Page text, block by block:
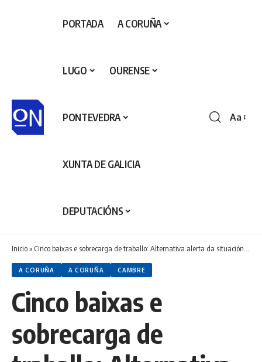
PORTADA A CORUÑA
LUGO OURENSE
PONTEVEDRA
XUNTA DE GALICIA
DEPUTACIÓNS
Aa
Inicio» Cinco baixas e sobrecarga de traballo: Alternativa alerta da situación crítica dos servizos sociais en Cambre
A CORUÑA A CORUÑA CAMBRE
Cinco baixas e
sobrecarga de